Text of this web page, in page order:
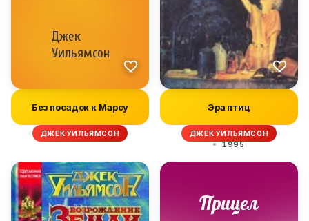
Без посадок к Марсу
ДЖЕК УИЛЬЯМСОН
Эра птиц
ДЖЕК УИЛЬЯМСОН
1995